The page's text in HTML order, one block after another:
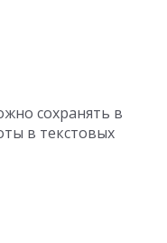
сохранять в
в текстовых